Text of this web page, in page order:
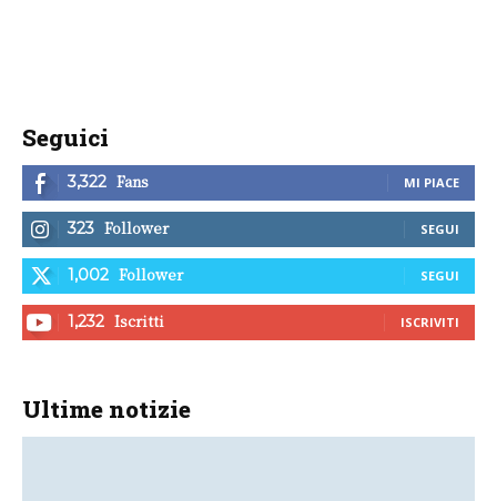
Seguici
3,322 Fans MI PIACE
323 Follower SEGUI
1,002 Follower SEGUI
1,232 Iscritti ISCRIVITI
Ultime notizie